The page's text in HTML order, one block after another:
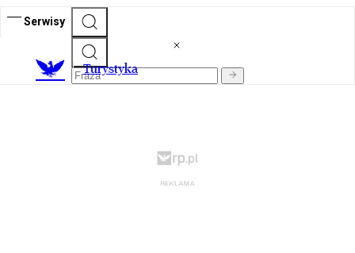
Serwisy
Turystyka